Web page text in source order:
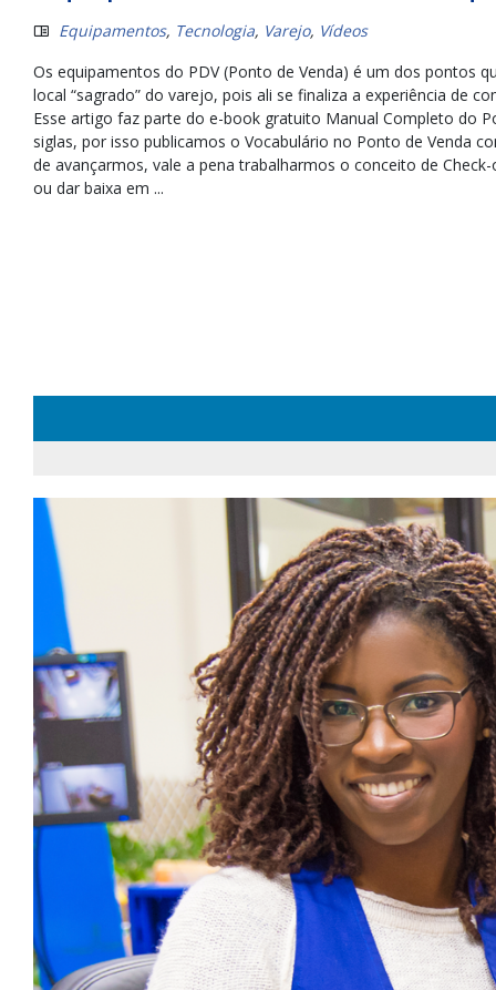
Equipamentos, Tecnologia, Varejo, Vídeos
Os equipamentos do PDV (Ponto de Venda) é um dos pontos
local “sagrado” do varejo, pois ali se finaliza a experiência de
Esse artigo faz parte do e-book gratuito Manual Completo do
siglas, por isso publicamos o Vocabulário no Ponto de Venda
de avançarmos, vale a pena trabalharmos o conceito de
ou dar baixa em ...